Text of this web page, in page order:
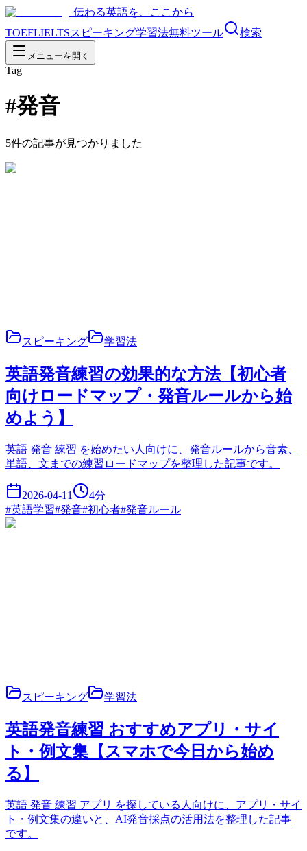
伝わる英語を、ここから
TOEFLIELTSスピーキング学習法無料ツール 検索
メニューを開く
Tag
#発音
5件の記事が見つかりました
スピーキング 学習法
英語発音練習の効果的な方法【初心者
向けロードマップ・発音ルールから始
めよう】
英語 発音 練習 を始めたい人向けに、発音ルールから音素、
単語、文までの練習ロードマップを整理した記事です。
2026-04-11 4分
#英語学習#発音#初心者#発音ルール
スピーキング 学習法
英語発音練習 おすすめアプリ・サイ
ト・例文集【スマホで今日から始め
る】
英語 発音 練習 アプリ を探している人向けに、アプリ・サイ
ト・例文集の違いと、AI発音採点の活用法を整理した記事
です。